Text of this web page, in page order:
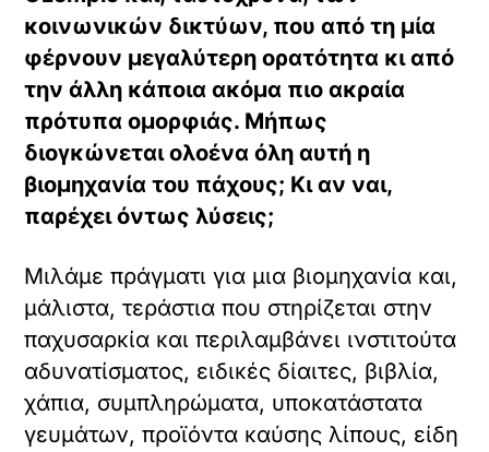
κοινωνικών δικτύων, που από τη μία
φέρνουν μεγαλύτερη ορατότητα κι από
την άλλη κάποια ακόμα πιο ακραία
πρότυπα ομορφιάς. Μήπως
διογκώνεται ολοένα όλη αυτή η
βιομηχανία του πάχους; Κι αν ναι,
παρέχει όντως λύσεις;
Μιλάμε πράγματι για μια βιομηχανία και,
μάλιστα, τεράστια που στηρίζεται στην
παχυσαρκία και περιλαμβάνει ινστιτούτα
αδυνατίσματος, ειδικές δίαιτες, βιβλία,
χάπια, συμπληρώματα, υποκατάστατα
γευμάτων, προϊόντα καύσης λίπους, είδη